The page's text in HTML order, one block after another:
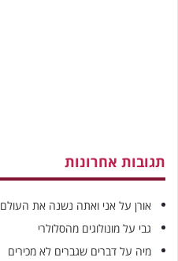
תגובות אחרונות
אורן על אני ואתה נשנה את העולם
גבי על מונולוגים מהסלולרי
מיה על דברים שגברים לא מכירים